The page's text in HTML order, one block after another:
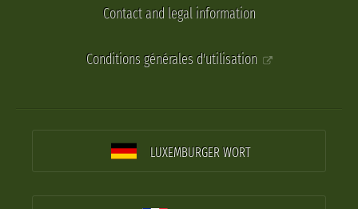
Contact and legal information
Conditions générales d'utilisation
LUXEMBURGER WORT